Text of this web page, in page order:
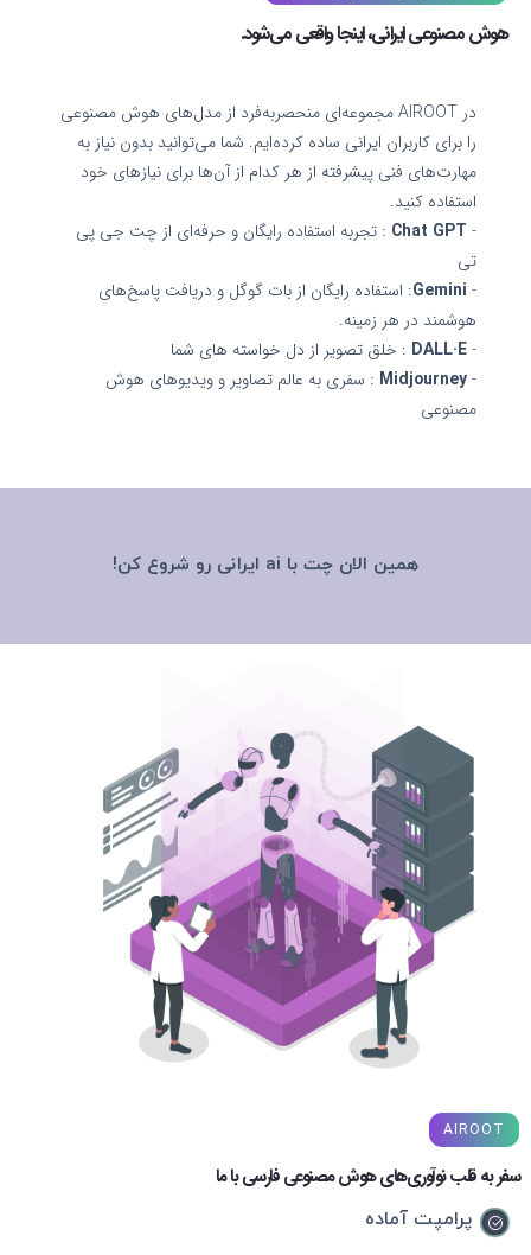
هوش مصنوعی ایرانی، اینجا واقعی می‌شود.
در AIROOT مجموعه‌ای منحصربه‌فرد از مدل‌های هوش مصنوعی
را برای کاربران ایرانی ساده کرده‌ایم. شما می‌توانید بدون نیاز به
مهارت‌های فنی پیشرفته از هر کدام از آن‌ها برای نیازهای خود
استفاده کنید.
-
Chat GPT : تجربه استفاده رایگان و حرفه‌ای از چت جی پی
تی
-
Gemini: استفاده رایگان از بات گوگل و دریافت پاسخ‌های
هوشمند در هر زمینه.
-
DALL·E : خلق تصویر از دل خواسته های شما
-
Midjourney : سفری به عالم تصاویر و ویدیوهای هوش
مصنوعی
همین الان چت با ai ایرانی رو شروع کن!
AIROOT
سفر به قلب نوآوری‌های هوش مصنوعی فارسی با ما
پرامپت آماده